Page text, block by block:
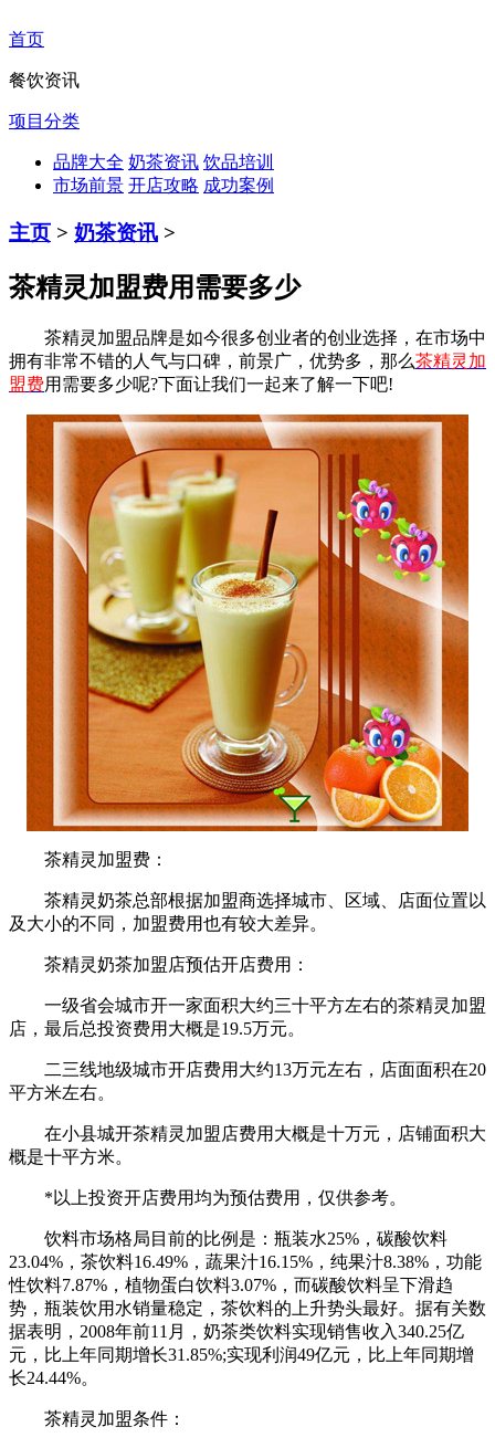
首页
餐饮资讯
项目分类
品牌大全 奶茶资讯 饮品培训
市场前景 开店攻略 成功案例
主页 > 奶茶资讯 >
茶精灵加盟费用需要多少
茶精灵加盟品牌是如今很多创业者的创业选择，在市场中
拥有非常不错的人气与口碑，前景广，优势多，那么茶精灵加
盟费用需要多少呢?下面让我们一起来了解一下吧!
茶精灵加盟费：
茶精灵奶茶总部根据加盟商选择城市、区域、店面位置以
及大小的不同，加盟费用也有较大差异。
茶精灵奶茶加盟店预估开店费用：
一级省会城市开一家面积大约三十平方左右的茶精灵加盟
店，最后总投资费用大概是19.5万元。
二三线地级城市开店费用大约13万元左右，店面面积在20
平方米左右。
在小县城开茶精灵加盟店费用大概是十万元，店铺面积大
概是十平方米。
*以上投资开店费用均为预估费用，仅供参考。
饮料市场格局目前的比例是：瓶装水25%，碳酸饮料
23.04%，茶饮料16.49%，蔬果汁16.15%，纯果汁8.38%，功能
性饮料7.87%，植物蛋白饮料3.07%，而碳酸饮料呈下滑趋
势，瓶装饮用水销量稳定，茶饮料的上升势头最好。据有关数
据表明，2008年前11月，奶茶类饮料实现销售收入340.25亿
元，比上年同期增长31.85%;实现利润49亿元，比上年同期增
长24.44%。
茶精灵加盟条件：